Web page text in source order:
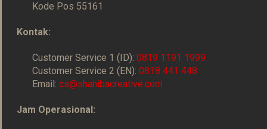
Kode Pos 55161
Kontak:
Customer Service 1 (ID):0819 1191 1999
Customer Service 2 (EN):0818 441 448
Email:cs@shanibacreative.com
Jam Operasional: